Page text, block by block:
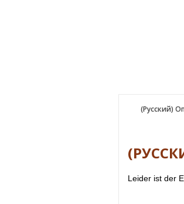
(Русский)
(Русский)
Leider ist der